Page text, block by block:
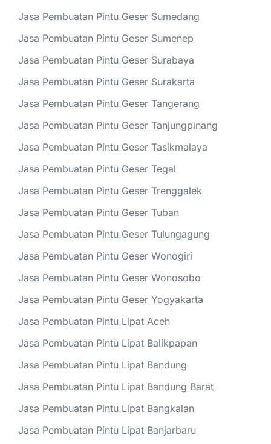
Jasa Pembuatan Pintu Geser Sumedang
Jasa Pembuatan Pintu Geser Sumenep
Jasa Pembuatan Pintu Geser Surabaya
Jasa Pembuatan Pintu Geser Surakarta
Jasa Pembuatan Pintu Geser Tangerang
Jasa Pembuatan Pintu Geser Tanjungpinang
Jasa Pembuatan Pintu Geser Tasikmalaya
Jasa Pembuatan Pintu Geser Tegal
Jasa Pembuatan Pintu Geser Trenggalek
Jasa Pembuatan Pintu Geser Tuban
Jasa Pembuatan Pintu Geser Tulungagung
Jasa Pembuatan Pintu Geser Wonogiri
Jasa Pembuatan Pintu Geser Wonosobo
Jasa Pembuatan Pintu Geser Yogyakarta
Jasa Pembuatan Pintu Lipat Aceh
Jasa Pembuatan Pintu Lipat Balikpapan
Jasa Pembuatan Pintu Lipat Bandung
Jasa Pembuatan Pintu Lipat Bandung Barat
Jasa Pembuatan Pintu Lipat Bangkalan
Jasa Pembuatan Pintu Lipat Banjarbaru